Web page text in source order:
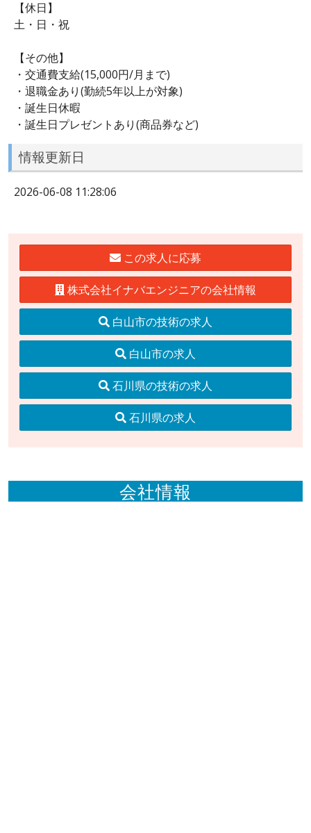
【休日】
土・日・祝
【その他】
・交通費支給(15,000円/月まで)
・退職金あり(勤続5年以上が対象)
・誕生日休暇
・誕生日プレゼントあり(商品券など)
情報更新日
2026-06-08 11:28:06
この求人に応募
株式会社イナバエンジニアの会社情報
白山市の技術の求人
白山市の求人
石川県の技術の求人
石川県の求人
会社情報